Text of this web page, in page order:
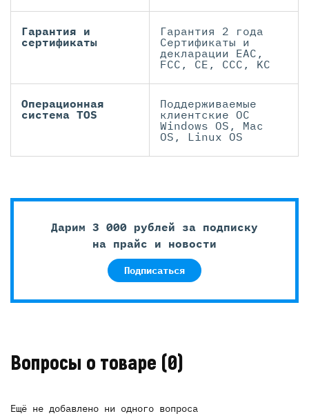
Гарантия и
сертификаты
Гарантия 2 года
Сертификаты и
декларации EAC,
FCC, CE, CCC, KC
Операционная
система TOS
Поддерживаемые
клиентские ОС
Windows OS, Mac
OS, Linux OS
Дарим 3 000 рублей за подписку
на прайс и новости
Подписаться
Вопросы о товаре (0)
Ещё не добавлено ни одного вопроса